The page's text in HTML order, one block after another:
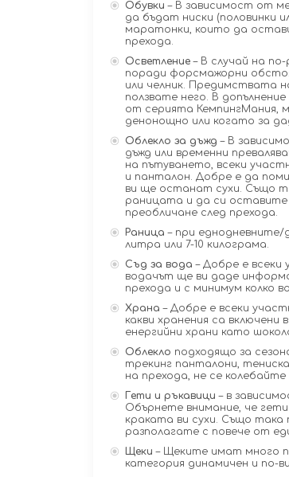
Обувки – В зависимост от
да бъдат ниски (половинки
маратонки, които да
прехода.
Осветление – В случай на
поради форсмажорни
или челник. Предимствата
ползвате него. В
от серията КемпингМания,
денонощно или когато за
Облекло за дъжд – В
дъжд или временни
на пътуването, всеки
и панталон. Добре е да
ви ще останат сухи. Също
раницата и да си оставите
преобличане след прехода.
Раница – при
литра или 7-10 килограма.
Съд за вода – Добре е всеки
водачът ще ви даде
прехода и с минимум колко
Храна – Добре е всеки
какви хранения са
енергийни храни като
Облекло подходящо за
трекинг панталони,
на прехода, не се
Гети и ръкавици – в
Обърнете внимание, че
краката ви сухи. Също така
разполагате с повече от
Щеки – Щеките имат много
категория динамичен и по-